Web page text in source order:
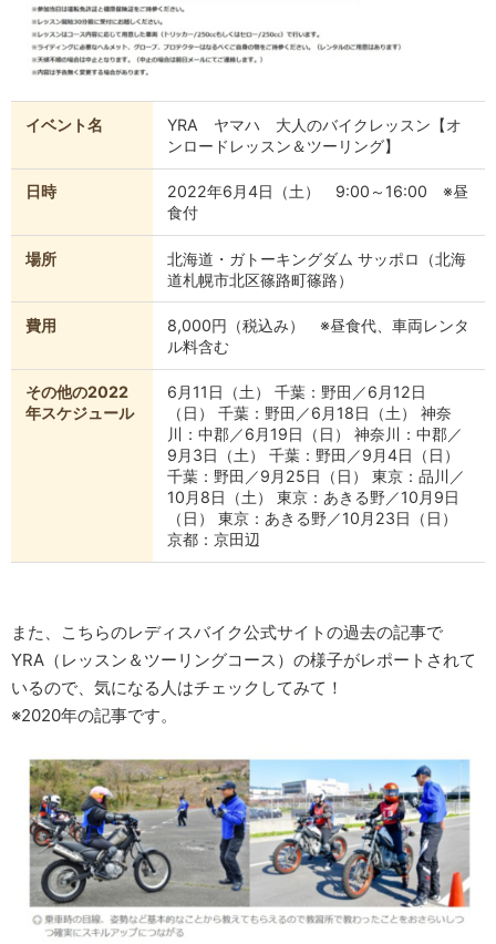
イベント名
YRA ヤマハ 大人のバイクレッスン【オ
ンロードレッスン＆ツーリング】
日時
2022年6月4日（土） 9:00～16:00 ※昼
食付
場所
北海道・ガトーキングダム サッポロ（北海
道札幌市北区篠路町篠路）
費用
8,000円（税込み） ※昼食代、車両レンタ
ル料含む
その他の2022
年スケジュール
6月11日（土） 千葉：野田／6月12日
（日） 千葉：野田／6月18日（土） 神奈
川：中郡／6月19日（日） 神奈川：中郡／
9月3日（土） 千葉：野田／9月4日（日）
千葉：野田／9月25日（日） 東京：品川／
10月8日（土） 東京：あきる野／10月9日
（日） 東京：あきる野／10月23日（日）
京都：京田辺
また、こちらのレディスバイク公式サイトの過去の記事で
YRA（レッスン＆ツーリングコース）の様子がレポートされて
いるので、気になる人はチェックしてみて！
※2020年の記事です。